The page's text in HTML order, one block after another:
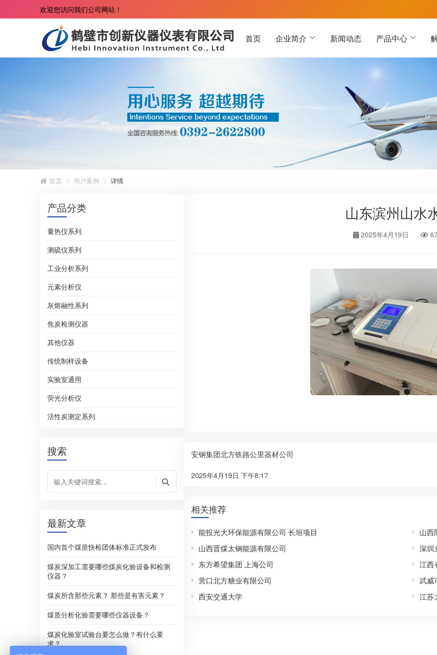
欢迎您访问我们公司网站！
首页 企业简介 新闻动态 产品中心
首页 用户案例 详情
产品分类
量热仪系列
测硫仪系列
工业分析系列
元素分析仪
灰熔融性系列
焦炭检测仪器
其他仪器
传统制样设备
实验室通用
荧光分析仪
活性炭测定系列
搜索
最新文章
国内首个煤质快检团体标准正式发布
煤炭深加工需要哪些煤炭化验设备和检测
仪器？
煤炭所含那些元素？ 那些是有害元素？
煤质分析化验需要哪些仪器设备？
煤炭化验室试验台要怎么做？有什么要
求？
山东滨州山水
2025年4月19日
安钢集团北方铁路公里器材公司
2025年4月19日 下午8:17
相关推荐
能投光大环保能源有限公司 长垣项目
山西
山西晋煤太钢能源有限公司
深圳
东方希望集团 上海公司
江西
营口北方糖业有限公司
武威
西安交通大学
江苏